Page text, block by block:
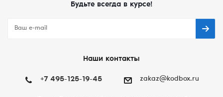
Будьте всегда в курсе!
Наши контакты
+7 495-125-19-45 zakaz@kodbox.ru